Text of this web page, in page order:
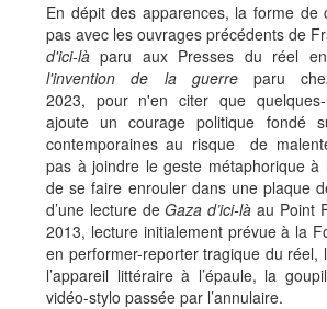
En dépit des apparences, la forme de
pas avec les ouvrages précédents de
d'ici-là paru aux Presses du réel
l'invention de la guerreparu
2023, pour n'en citer que
ajoute un courage politique fondé
contemporaines au risque de
pas à joindre le geste métaphorique à
de se faire enrouler dans une plaque
d’une lecture deGaza d’ici-làau Point
2013, lecture initialement prévue à la
en performer-reporter tragique du réel,
l’appareil littéraire à l’épaule, la
vidéo-stylo passée par l’annulaire.